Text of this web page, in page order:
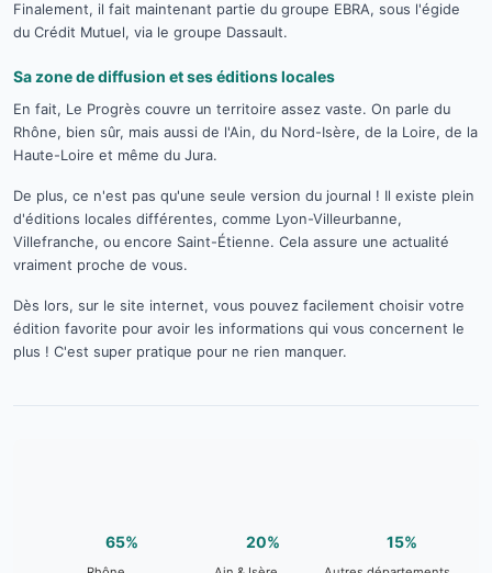
Finalement, il fait maintenant partie du groupe EBRA, sous l'égide
du Crédit Mutuel, via le groupe Dassault.
Sa zone de diffusion et ses éditions locales
En fait, Le Progrès couvre un territoire assez vaste. On parle du
Rhône, bien sûr, mais aussi de l'Ain, du Nord-Isère, de la Loire, de la
Haute-Loire et même du Jura.
De plus, ce n'est pas qu'une seule version du journal ! Il existe plein
d'éditions locales différentes, comme Lyon-Villeurbanne,
Villefranche, ou encore Saint-Étienne. Cela assure une actualité
vraiment proche de vous.
Dès lors, sur le site internet, vous pouvez facilement choisir votre
édition favorite pour avoir les informations qui vous concernent le
plus ! C'est super pratique pour ne rien manquer.
65% 20% 15%